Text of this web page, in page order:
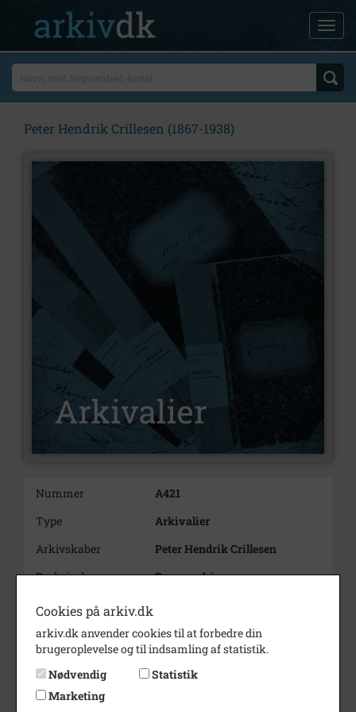
Peter Hendrik Crillesen (1867-1938)
Nummer
A421
Type
Arkivalier
Arkivskaber
Peter Hendrik Crillesen
Beskrivelse
Personarkiv
Født/stiftet
Død/nedlagt
1938
Årstal
Se på kort
Cookies på arkiv.dk
arkiv.dk anvender cookies til at forbedre din
brugeroplevelse og til indsamling af statistik.
Nødvendig
Statistik
Marketing